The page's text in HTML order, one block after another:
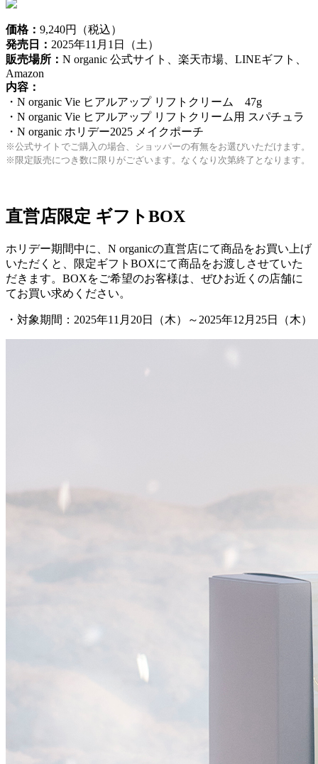
価格： 9,240円（税込）
発売日： 2025年11月1日（土）
販売場所： N organic 公式サイト、楽天市場、LINEギフト、
Amazon
内容：
・N organic Vie ヒアルアップ リフトクリーム 47g
・N organic Vie ヒアルアップ リフトクリーム用 スパチュラ
・N organic ホリデー2025 メイクポーチ
※公式サイトでご購入の場合、ショッパーの有無をお選びいただけます。
※限定販売につき数に限りがございます。なくなり次第終了となります。
直営店限定 ギフトBOX
ホリデー期間中に、N organicの直営店にて商品をお買い上げ
いただくと、限定ギフトBOXにて商品をお渡しさせていた
だきます。BOXをご希望のお客様は、ぜひお近くの店舗に
てお買い求めください。
・対象期間：2025年11月20日（木）～2025年12月25日（木）